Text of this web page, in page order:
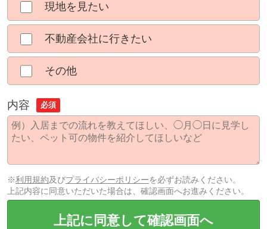
現地を見たい
不動産会社に行きたい
その他
内容 必須
※利用規約及びプライバシーポリシーを必ずお読みください。
上記内容に同意いただいた場合は、確認画面へお進みください。
上記に同意して確認画面へ